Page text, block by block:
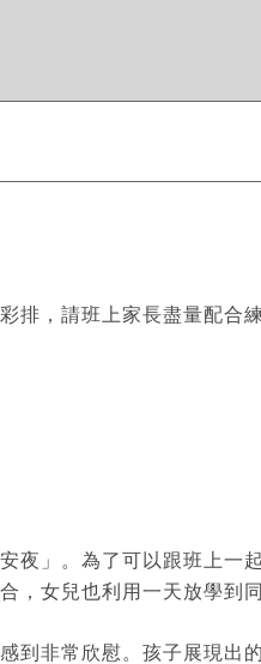
排，請班上家長盡量配合
夜」。為了可以跟班上一
，女兒也利用一天放學到
到非常欣慰。孩子展現出